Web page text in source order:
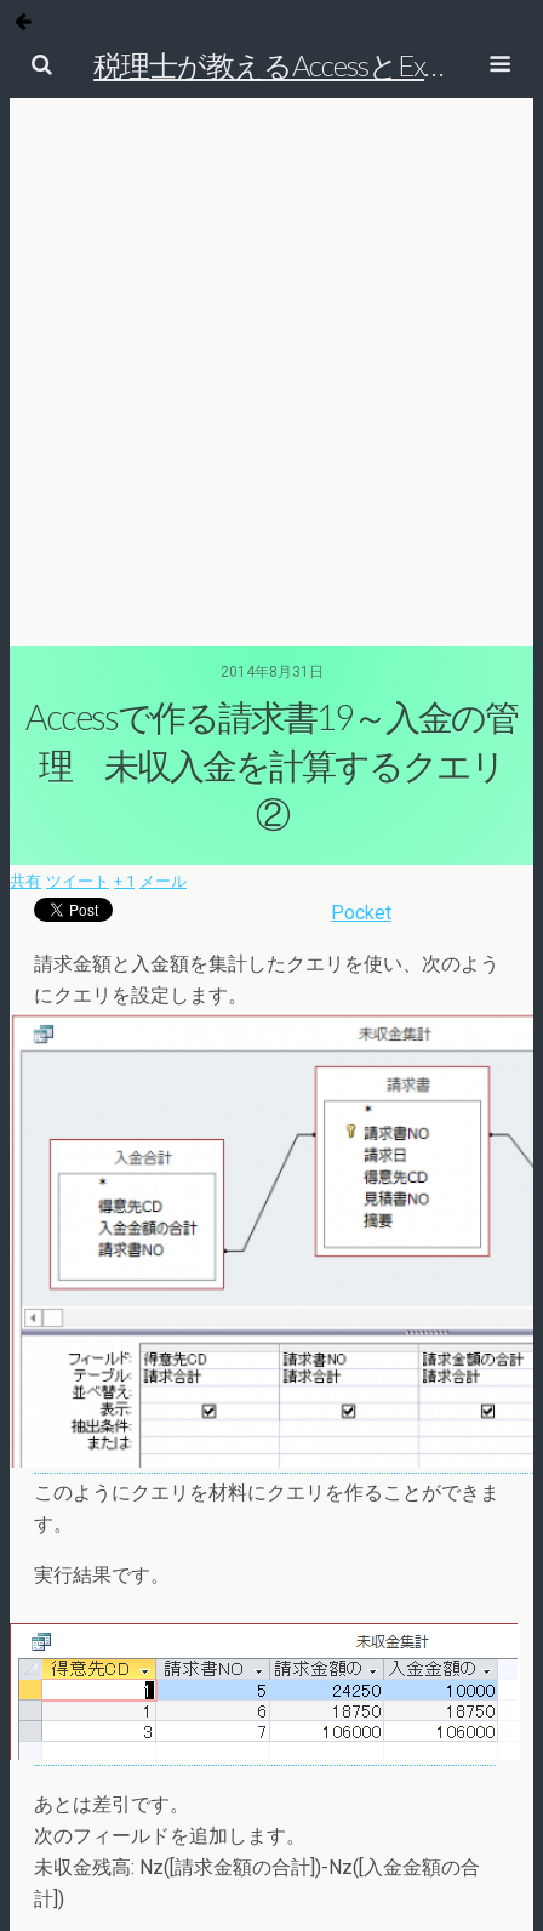
税理士が教えるAccessとExcelで経理の仕事を効率的にする方法
2014年8月31日
Accessで作る請求書19～入金の管
理 未収入金を計算するクエリ
②
共有 ツイート + 1 メール
Pocket
請求金額と入金額を集計したクエリを使い、次のよう
にクエリを設定します。
このようにクエリを材料にクエリを作ることができま
す。
実行結果です。
あとは差引です。
次のフィールドを追加します。
未収金残高: Nz([請求金額の合計])-Nz([入金金額の合
計])